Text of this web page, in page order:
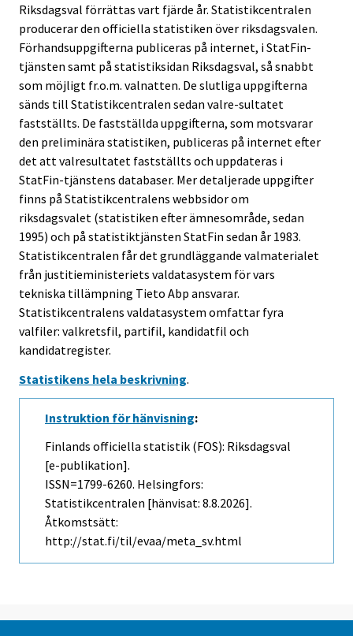
Riksdagsval förrättas vart fjärde år. Statistikcentralen
producerar den officiella statistiken över riksdagsvalen.
Förhandsuppgifterna publiceras på internet, i StatFin-
tjänsten samt på statistiksidan Riksdagsval, så snabbt
som möjligt fr.o.m. valnatten. De slutliga uppgifterna
sänds till Statistikcentralen sedan valre-sultatet
fastställts. De fastställda uppgifterna, som motsvarar
den preliminära statistiken, publiceras på internet efter
det att valresultatet fastställts och uppdateras i
StatFin-tjänstens databaser. Mer detaljerade uppgifter
finns på Statistikcentralens webbsidor om
riksdagsvalet (statistiken efter ämnesområde, sedan
1995) och på statistiktjänsten StatFin sedan år 1983.
Statistikcentralen får det grundläggande valmaterialet
från justitieministeriets valdatasystem för vars
tekniska tillämpning Tieto Abp ansvarar.
Statistikcentralens valdatasystem omfattar fyra
valfiler: valkretsfil, partifil, kandidatfil och
kandidatregister.
Statistikens hela beskrivning.
Instruktion för hänvisning:
Finlands officiella statistik (FOS): Riksdagsval
[e-publikation].
ISSN=1799-6260. Helsingfors:
Statistikcentralen [hänvisat: 8.8.2026].
Åtkomstsätt:
http://stat.fi/til/evaa/meta_sv.html